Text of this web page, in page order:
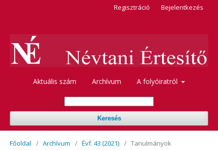
Aktuális szám Archívum A folyóiratról
Keresés
Regisztráció Bejelentkezés
Főoldal / Archívum / Évf. 43 (2021) / Tanulmányok